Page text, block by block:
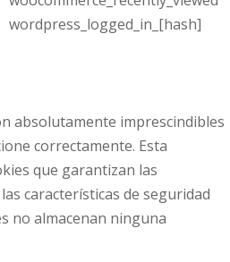
wordpress_logged_in_[hash]
absolutamente imprescindibles
correctamente. Esta
que garantizan las
características de seguridad
no almacenan ninguna